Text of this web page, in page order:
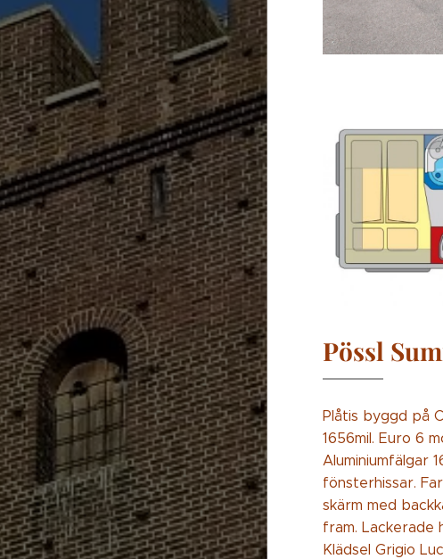
Pössl
Plåtis byggd på
1656mil. Euro 6
Aluminiumfälgar
fönsterhissar.
skärm med
fram. Lackerade
Klädsel Grigio